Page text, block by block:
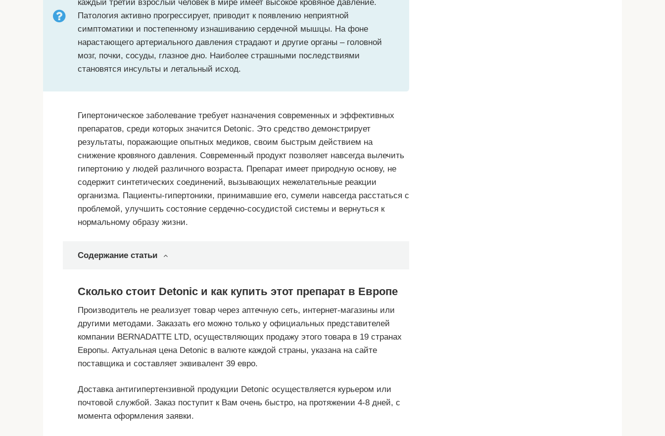
каждый третий взрослый человек в мире имеет высокое кровяное давление.
Патология активно прогрессирует, приводит к появлению неприятной
симптоматики и постепенному изнашиванию сердечной мышцы. На фоне
нарастающего артериального давления страдают и другие органы – головной
мозг, почки, сосуды, глазное дно. Наиболее страшными последствиями
становятся инсульты и летальный исход.
Гипертоническое заболевание требует назначения современных и эффективных
препаратов, среди которых значится Detonic. Это средство демонстрирует
результаты, поражающие опытных медиков, своим быстрым действием на
снижение кровяного давления. Современный продукт позволяет навсегда вылечить
гипертонию у людей различного возраста. Препарат имеет природную основу, не
содержит синтетических соединений, вызывающих нежелательные реакции
организма. Пациенты-гипертоники, принимавшие его, сумели навсегда расстаться с
проблемой, улучшить состояние сердечно-сосудистой системы и вернуться к
нормальному образу жизни.
Содержание статьи
Сколько стоит Detonic и как купить этот препарат в Европе
Производитель не реализует товар через аптечную сеть, интернет-магазины или
другими методами. Заказать его можно только у официальных представителей
компании BERNADATTE LTD, осуществляющих продажу этого товара в 19 странах
Европы. Актуальная цена Detonic в валюте каждой страны, указана на сайте
поставщика и составляет эквивалент 39 евро.
Доставка антигипертензивной продукции Detonic осуществляется курьером или
почтовой службой. Заказ поступит к Вам очень быстро, на протяжении 4-8 дней, с
момента оформления заявки.